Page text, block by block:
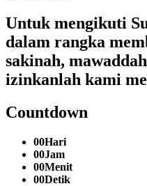
Untuk mengikuti
dalam rangka
sakinah,
izinkanlah kami
Countdown
00Hari
00Jam
00Menit
00Detik